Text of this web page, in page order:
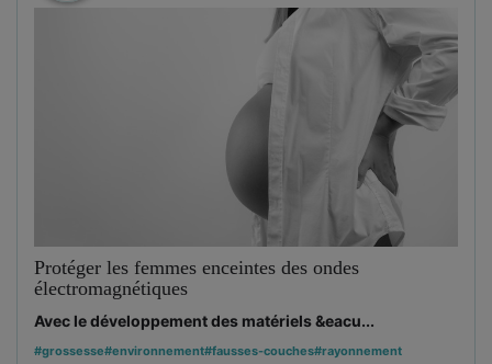
Protéger les femmes enceintes des ondes
électromagnétiques
Avec le développement des matériels &eacu...
#grossesse#environnement#fausses-couches#rayonnement